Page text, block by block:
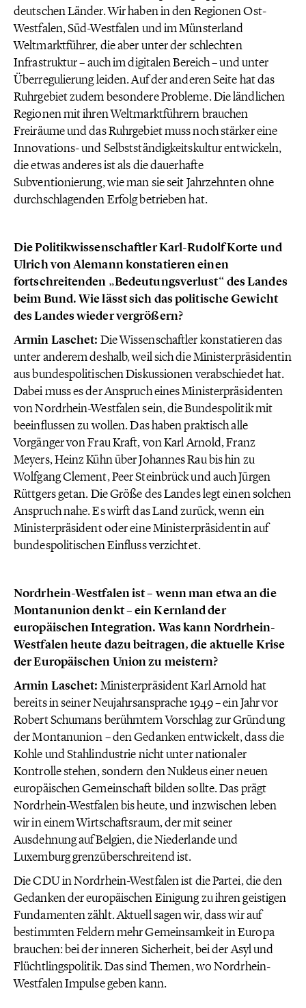
deutschen Länder. Wir haben in den Regionen Ost-
Westfalen, Süd-Westfalen und im Münsterland
Weltmarktführer, die aber unter der schlechten
Infrastruktur – auch im digitalen Bereich – und unter
Überregulierung leiden. Auf der anderen Seite hat das
Ruhrgebiet zudem besondere Probleme. Die ländlichen
Regionen mit ihren Weltmarktführern brauchen
Freiräume und das Ruhrgebiet muss noch stärker eine
Innovations- und Selbstständigkeitskultur entwickeln,
die etwas anderes ist als die dauerhafte
Subventionierung, wie man sie seit Jahrzehnten ohne
durchschlagenden Erfolg betrieben hat.
Die Politikwissenschaftler Karl-Rudolf Korte und
Ulrich von Alemann konstatieren einen
fortschreitenden „Bedeutungsverlust“ des Landes
beim Bund. Wie lässt sich das politische Gewicht
des Landes wieder vergrößern?
Armin Laschet: Die Wissenschaftler konstatieren das
unter anderem deshalb, weil sich die Ministerpräsidentin
aus bundespolitischen Diskussionen verabschiedet hat.
Dabei muss es der Anspruch eines Ministerpräsidenten
von Nordrhein-Westfalen sein, die Bundespolitik mit
beeinflussen zu wollen. Das haben praktisch alle
Vorgänger von Frau Kraft, von Karl Arnold, Franz
Meyers, Heinz Kühn über Johannes Rau bis hin zu
Wolfgang Clement, Peer Steinbrück und auch Jürgen
Rüttgers getan. Die Größe des Landes legt einen solchen
Anspruch nahe. Es wirft das Land zurück, wenn ein
Ministerpräsident oder eine Ministerpräsidentin auf
bundespolitischen Einfluss verzichtet.
Nordrhein-Westfalen ist – wenn man etwa an die
Montanunion denkt – ein Kernland der
europäischen Integration. Was kann Nordrhein-
Westfalen heute dazu beitragen, die aktuelle Krise
der Europäischen Union zu meistern?
Armin Laschet: Ministerpräsident Karl Arnold hat
bereits in seiner Neujahrsansprache 1949 – ein Jahr vor
Robert Schumans berühmtem Vorschlag zur Gründung
der Montanunion – den Gedanken entwickelt, dass die
Kohle und Stahlindustrie nicht unter nationaler
Kontrolle stehen, sondern den Nukleus einer neuen
europäischen Gemeinschaft bilden sollte. Das prägt
Nordrhein-Westfalen bis heute, und inzwischen leben
wir in einem Wirtschaftsraum, der mit seiner
Ausdehnung auf Belgien, die Niederlande und
Luxemburg grenzüberschreitend ist.
Die CDU in Nordrhein-Westfalen ist die Partei, die den
Gedanken der europäischen Einigung zu ihren geistigen
Fundamenten zählt. Aktuell sagen wir, dass wir auf
bestimmten Feldern mehr Gemeinsamkeit in Europa
brauchen: bei der inneren Sicherheit, bei der Asyl und
Flüchtlingspolitik. Das sind Themen, wo Nordrhein-
Westfalen Impulse geben kann.